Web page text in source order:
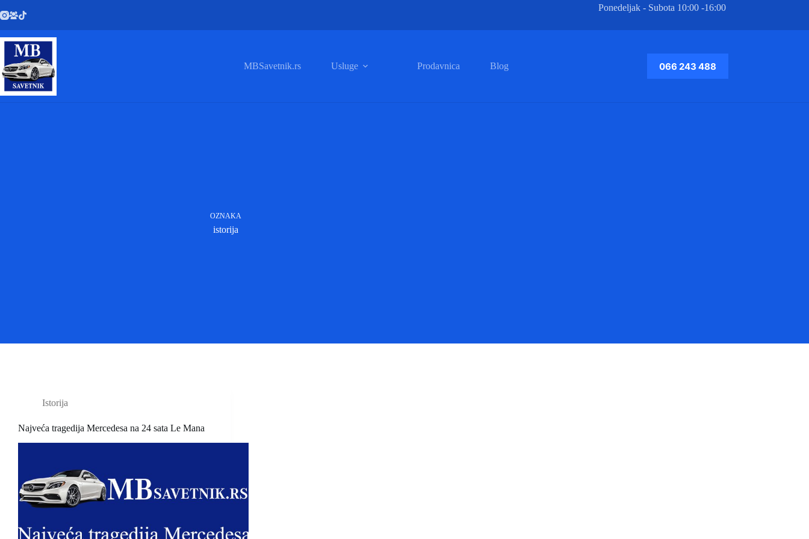
to
Ponedeljak - Subota 10:00 -16:00
MBSavetnik.rs Usluge Prodavnica Blog 066 243 488
OZNAKA
istorija
Istorija
Najveća tragedija Mercedesa na 24 sata Le Mana